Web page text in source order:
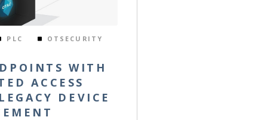
PLC OTSECURITY
WITH
ACCESS
DEVICE